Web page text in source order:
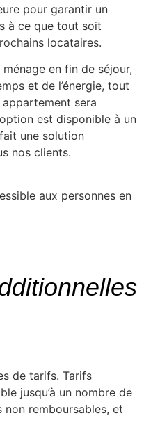
pour garantir un
à ce que tout soit
locataires.
en fin de séjour,
et de l’énergie, tout
appartement sera
est disponible à un
une solution
nos clients.
aux personnes en
de tarifs. Tarifs
jusqu’à un nombre de
remboursables, et